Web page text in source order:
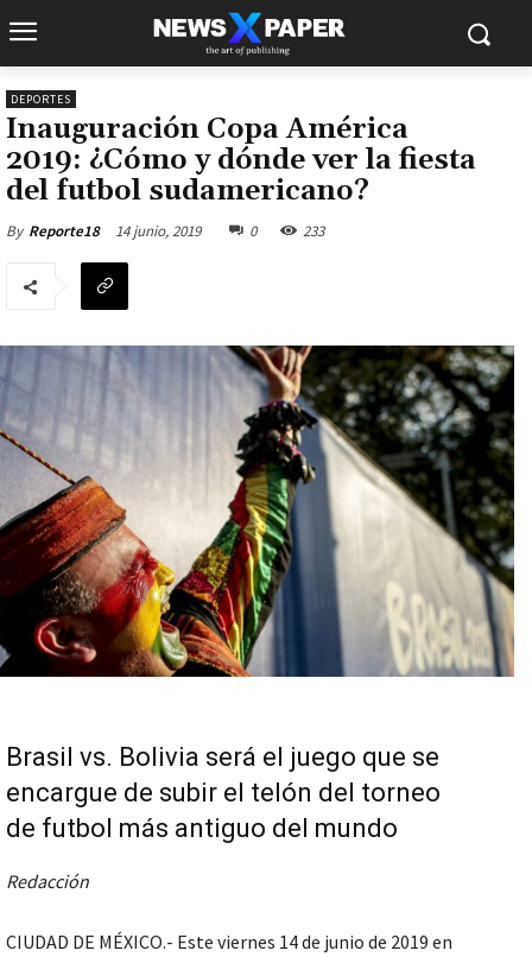
DEPORTES
Inauguración Copa América
2019: ¿Cómo y dónde ver la fiesta
del futbol sudamericano?
By Reporte18 14 junio, 2019 0 233
Brasil vs. Bolivia será el juego que se
encargue de subir el telón del torneo
de futbol más antiguo del mundo
Redacción
CIUDAD DE MÉXICO.- Este viernes 14 de junio de 2019 en